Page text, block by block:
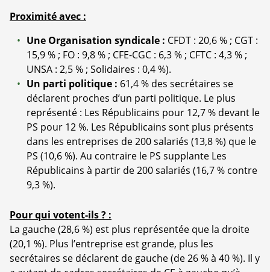
Proximité avec :
Une Organisation syndicale : CFDT : 20,6 % ; CGT :
15,9 % ; FO : 9,8 % ; CFE-CGC : 6,3 % ; CFTC : 4,3 % ;
UNSA : 2,5 % ; Solidaires : 0,4 %).
Un parti politique : 61,4 % des secrétaires se
déclarent proches d’un parti politique. Le plus
représenté : Les Républicains pour 12,7 % devant le
PS pour 12 %. Les Républicains sont plus présents
dans les entreprises de 200 salariés (13,8 %) que le
PS (10,6 %). Au contraire le PS supplante Les
Républicains à partir de 200 salariés (16,7 % contre
9,3 %).
Pour qui votent-ils ? :
La gauche (28,6 %) est plus représentée que la droite
(20,1 %). Plus l’entreprise est grande, plus les
secrétaires se déclarent de gauche (de 26 % à 40 %). Il y